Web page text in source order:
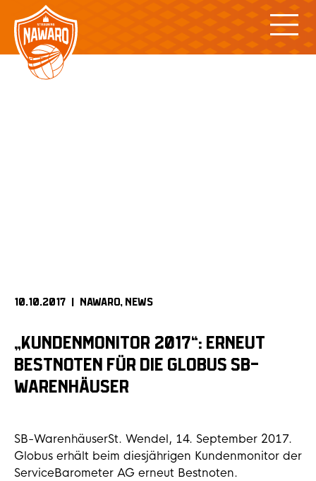
content
10.10.2017 | NAWARO NEWS
„KUNDENMONITOR 2017“: ERNEUT
BESTNOTEN FÜR DIE GLOBUS SB-
WARENHÄUSER
SB-WarenhäuserSt. Wendel, 14. September 2017.
Globus erhält beim diesjährigen Kundenmonitor der
ServiceBarometer AG erneut Bestnoten.